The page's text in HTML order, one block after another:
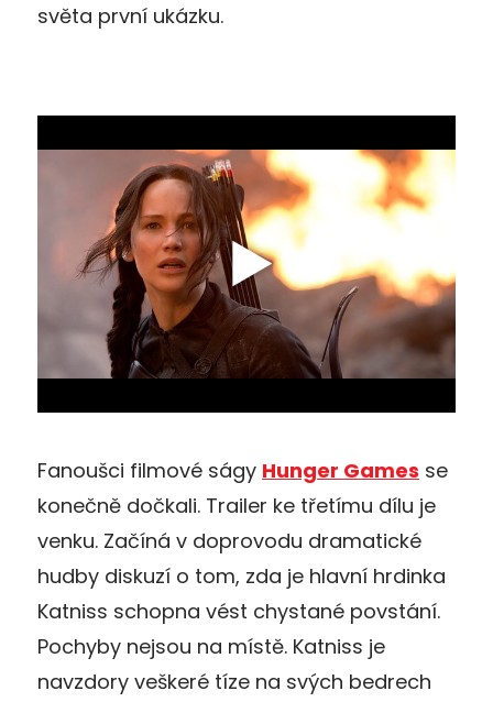
světa první ukázku.
Fanoušci filmové ságy Hunger Games se
konečně dočkali. Trailer ke třetímu dílu je
venku. Začíná v doprovodu dramatické
hudby diskuzí o tom, zda je hlavní hrdinka
Katniss schopna vést chystané povstání.
Pochyby nejsou na místě. Katniss je
navzdory veškeré tíze na svých bedrech